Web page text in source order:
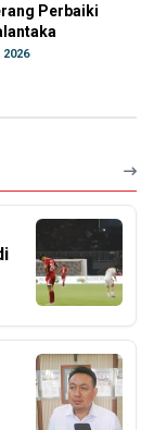
Perbaiki